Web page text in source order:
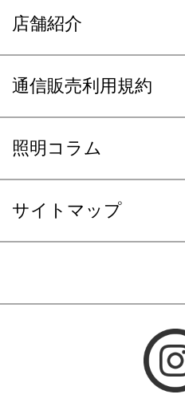
店舗紹介
通信販売利用規約
照明コラム
サイトマップ